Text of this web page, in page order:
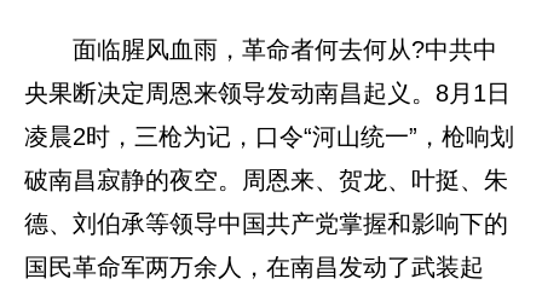
面临腥风血雨，革命者何去何从?中共中
央果断决定周恩来领导发动南昌起义。8月1日
凌晨2时，三枪为记，口令“河山统一”，枪响划
破南昌寂静的夜空。周恩来、贺龙、叶挺、朱
德、刘伯承等领导中国共产党掌握和影响下的
国民革命军两万余人，在南昌发动了武装起